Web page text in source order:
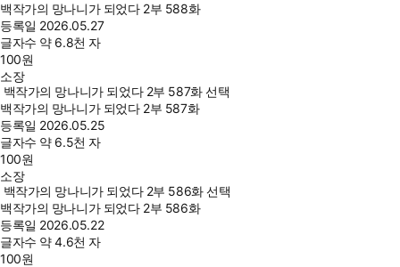
백작가의 망나니가 되었다 2부 588화
등록일 2026.05.27
글자수 약 6.8천 자
100원
소장
백작가의 망나니가 되었다 2부 587화 선택
백작가의 망나니가 되었다 2부 587화
등록일 2026.05.25
글자수 약 6.5천 자
100원
소장
백작가의 망나니가 되었다 2부 586화 선택
백작가의 망나니가 되었다 2부 586화
등록일 2026.05.22
글자수 약 4.6천 자
100원